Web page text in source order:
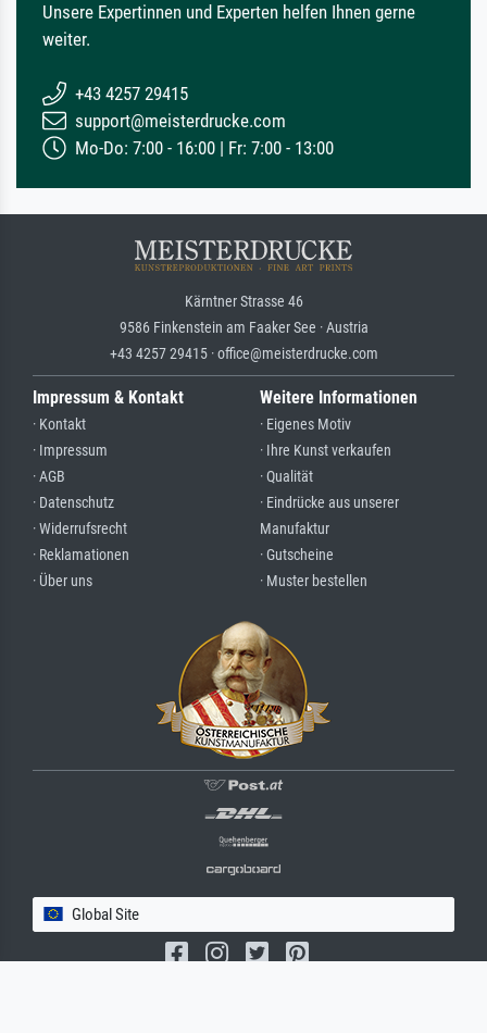
Unsere Expertinnen und Experten helfen Ihnen gerne
weiter.
+43 4257 29415
support@meisterdrucke.com
Mo-Do: 7:00 - 16:00 | Fr: 7:00 - 13:00
Kärntner Strasse 46
9586 Finkenstein am Faaker See · Austria
+43 4257 29415 · office@meisterdrucke.com
Impressum & Kontakt
· Kontakt
· Impressum
· AGB
· Datenschutz
· Widerrufsrecht
· Reklamationen
· Über uns
Weitere Informationen
· Eigenes Motiv
· Ihre Kunst verkaufen
· Qualität
· Eindrücke aus unserer
Manufaktur
· Gutscheine
· Muster bestellen
Global Site